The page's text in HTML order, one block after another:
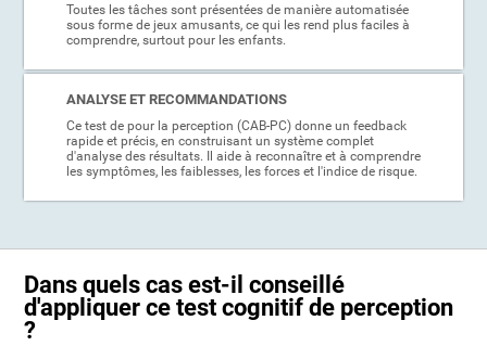
Toutes les tâches sont présentées de manière automatisée
sous forme de jeux amusants, ce qui les rend plus faciles à
comprendre, surtout pour les enfants.
ANALYSE ET RECOMMANDATIONS
Ce test de pour la perception (CAB-PC) donne un feedback
rapide et précis, en construisant un système complet
d'analyse des résultats. Il aide à reconnaître et à comprendre
les symptômes, les faiblesses, les forces et l'indice de risque.
Dans quels cas est-il conseillé
d'appliquer ce test cognitif de perception
?